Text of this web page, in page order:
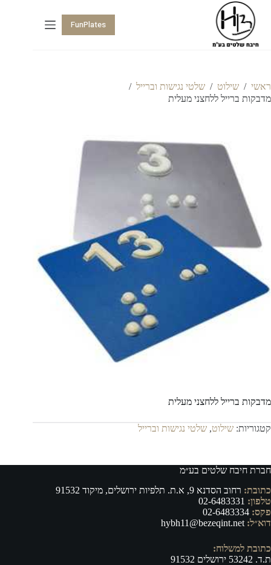
FunPlates
ראשי / שילוט / שלטי נגישות וברייל /
מדבקות ברייל ללחצני מעלית
מדבקות ברייל ללחצני מעלית
קטגוריות: שילוט, שלטי נגישות וברייל
חברת חיבח שלטים בע״מ
כתובת: רחוב הסדנא 9, א.ת. תלפיות ירושלים, מיקוד 91532
טלפון: 02-6483331
פקס:
דוא״ל: hybh11@bezeqint.net
כתובת למשלוח:
ת.ד. 53242 ירושלים 91532